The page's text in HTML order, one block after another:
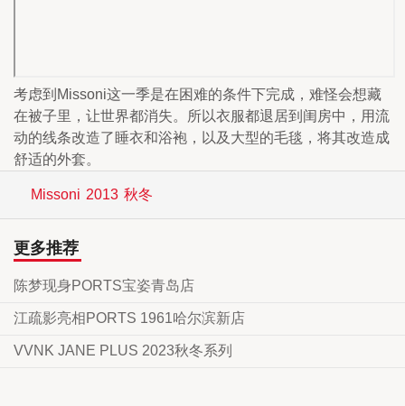
考虑到Missoni这一季是在困难的条件下完成，难怪会想藏
在被子里，让世界都消失。所以衣服都退居到闺房中，用流
动的线条改造了睡衣和浴袍，以及大型的毛毯，将其改造成
舒适的外套。
Missoni 2013 秋冬
更多推荐
陈梦现身PORTS宝姿青岛店
江疏影亮相PORTS 1961哈尔滨新店
VVNK JANE PLUS 2023秋冬系列